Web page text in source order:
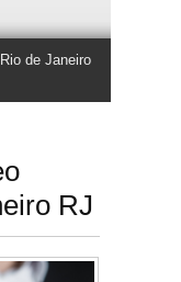
de Janeiro
RJ